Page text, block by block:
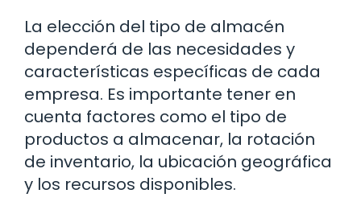
La elección del tipo de almacén
dependerá de las necesidades y
características específicas de cada
empresa. Es importante tener en
cuenta factores como el tipo de
productos a almacenar, la rotación
de inventario, la ubicación geográfica
y los recursos disponibles.